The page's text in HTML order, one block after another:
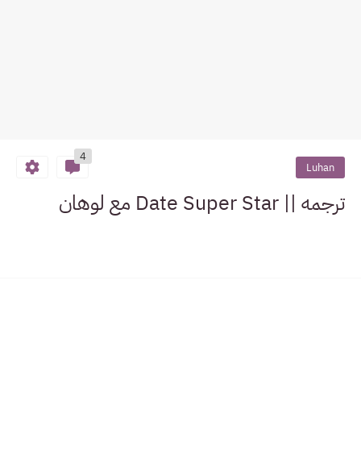
Luhan
4
ترجمه || Date Super Star مع لوهان